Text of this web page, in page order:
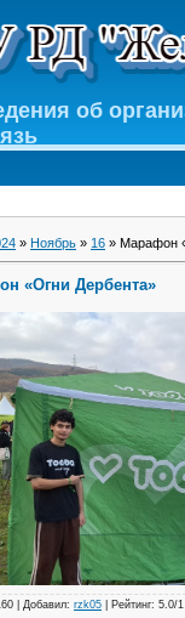
об
» Ноябрь » 16 » Марафон
«Огни Дербента»
Добавил: rzk05 Рейтинг: 5.0/1